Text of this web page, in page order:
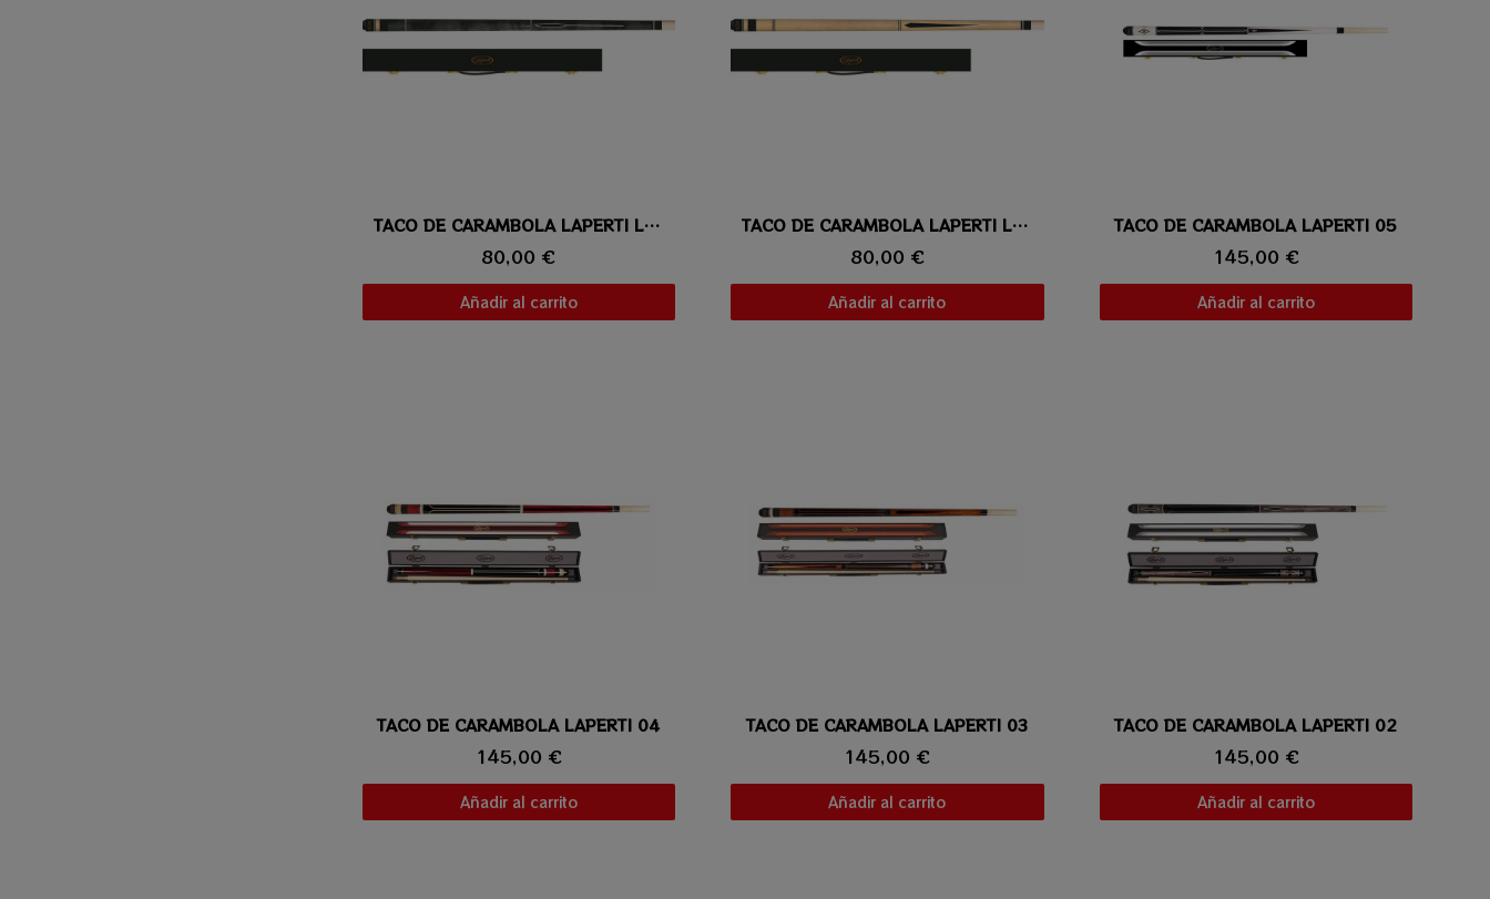
Vista rápida TACO DE CARAMBOLA LAPERTI LAVIS 02
80,00 €
Añadir al carrito
Vista rápida TACO DE CARAMBOLA LAPERTI LAVIS 01
80,00 €
Añadir al carrito
Vista rápida
TACO DE CARAMBOLA LAPERTI 05
145,00 €
Añadir al carrito
Vista rápida
TACO DE CARAMBOLA LAPERTI 04
145,00 €
Añadir al carrito
Vista rápida
TACO DE CARAMBOLA LAPERTI 03
145,00 €
Añadir al carrito
Vista rápida
TACO DE CARAMBOLA LAPERTI 02
145,00 €
Añadir al carrito